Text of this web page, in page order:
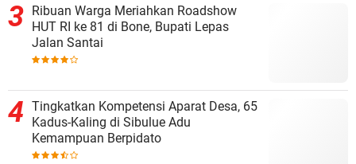
Ribuan Warga Meriahkan Roadshow
HUT RI ke 81 di Bone, Bupati Lepas
Jalan Santai
Tingkatkan Kompetensi Aparat Desa, 65
Kadus-Kaling di Sibulue Adu
Kemampuan Berpidato